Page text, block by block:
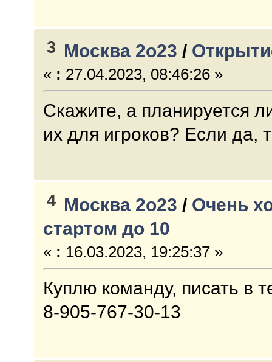
3 Москва 2о23 /
« : 27.04.2023, 08:46:26 »
Скажите, а планируется
их для игроков? Если да,
4 Москва 2о23 / Очень
стартом до 10
« : 16.03.2023, 19:25:37 »
Куплю команду, писать в
8-905-767-30-13